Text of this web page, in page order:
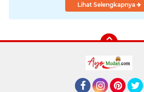
Lihat Selengkapnya